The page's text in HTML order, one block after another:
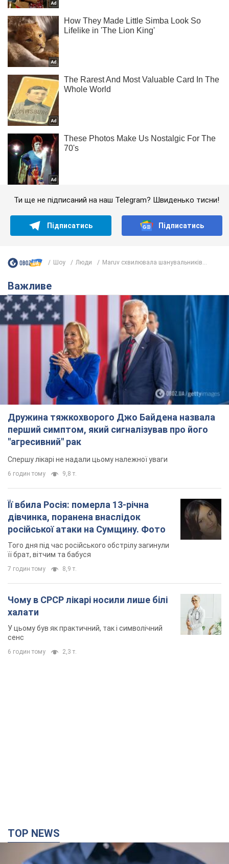
Ти ще не підписаний на наш Telegram? Швиденько тисни!
Підписатись Підписатись
Шоу Люди Maruv схвилювала шанувальників...
Важливе
Дружина тяжкохворого Джо Байдена назвала
перший симптом, який сигналізував про його
"агресивний" рак
Спершу лікарі не надали цьому належної уваги
6 годин тому 9,8 т.
Її вбила Росія: померла 13-річна
дівчинка, поранена внаслідок
російської атаки на Сумщину. Фото
Того дня під час російського обстрілу загинули
її брат, вітчим та бабуся
7 годин тому 8,9 т.
Чому в СРСР лікарі носили лише білі
халати
У цьому був як практичний, так і символічний
сенс
6 годин тому 2,3 т.
TOP NEWS